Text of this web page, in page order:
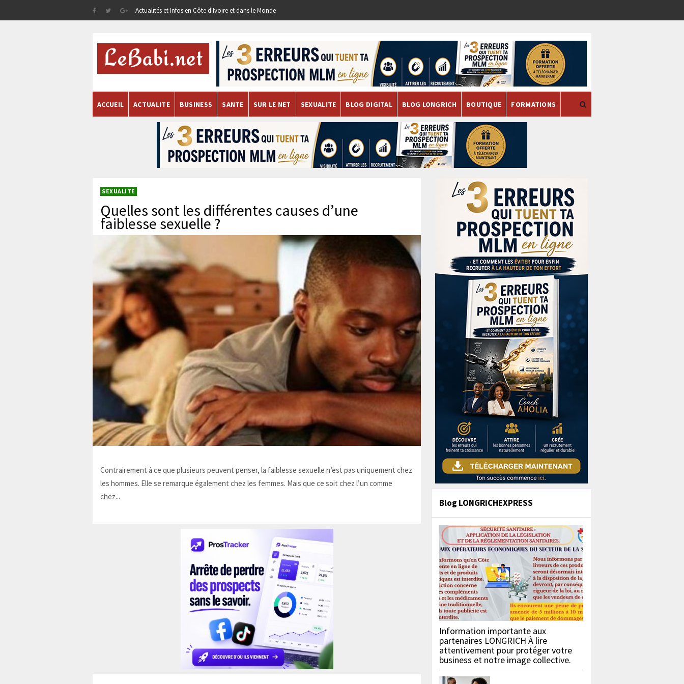
Actualités et Infos en Côte d'Ivoire et dans le Monde
ACCUEIL ACTUALITE BUSINESS SANTE SUR LE NET SEXUALITE BLOG DIGITAL BLOG LONGRICH BOUTIQUE FORMATIONS
SEXUALITE
Quelles sont les différentes causes d’une
faiblesse sexuelle ?
Contrairement à ce que plusieurs peuvent penser, la faiblesse sexuelle n’est pas uniquement chez
les hommes. Elle se remarque également chez les femmes. Mais que ce soit chez l’un comme
chez...
Blog LONGRICHEXPRESS
Information importante aux
partenaires LONGRICH À lire
attentivement pour protéger votre
business et notre image collective.